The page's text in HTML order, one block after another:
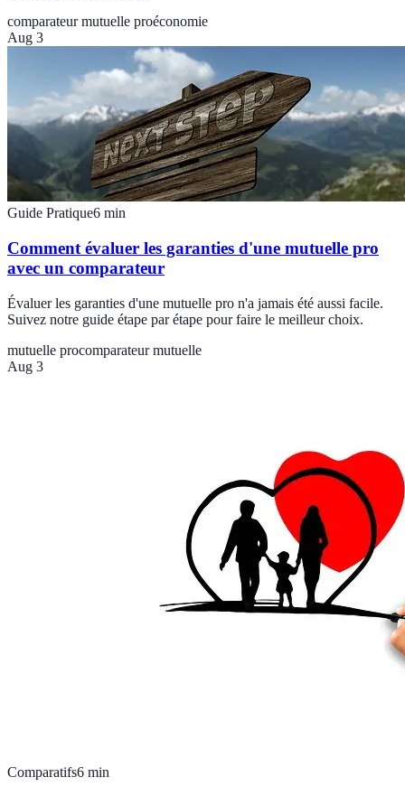
comparateur mutuelle proéconomie
Aug 3
Guide Pratique6 min
Comment évaluer les garanties d'une mutuelle pro
avec un comparateur
Évaluer les garanties d'une mutuelle pro n'a jamais été aussi facile.
Suivez notre guide étape par étape pour faire le meilleur choix.
mutuelle procomparateur mutuelle
Aug 3
Comparatifs6 min